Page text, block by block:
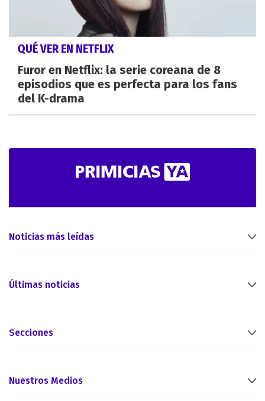
QUÉ VER EN NETFLIX
Furor en Netflix: la serie coreana de 8
episodios que es perfecta para los fans
del K-drama
Noticias más leídas
Últimas noticias
Secciones
Nuestros Medios